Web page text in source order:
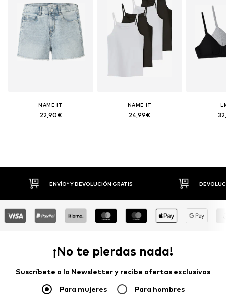
NAME IT
22,90€
NAME IT
24,99€
ENVÍO* Y DEVOLUCIÓN GRATIS
¡No te pierdas nada!
Suscríbete a la Newsletter y recibe ofertas exclusivas
Para mujeres Para hombres